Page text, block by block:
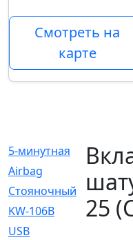
Смотреть на
карте
5-минутная
Airbag
Cтояночный
KW-106B
USB
25